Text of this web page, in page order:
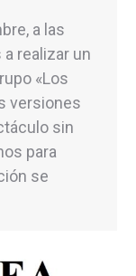
a las
realizar un
«Los
versiones
sin
para
se